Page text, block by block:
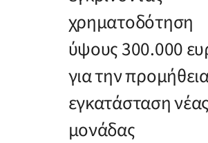
χρηματοδότηση
ύψους 300.000
για την
εγκατάσταση νέας
μονάδας